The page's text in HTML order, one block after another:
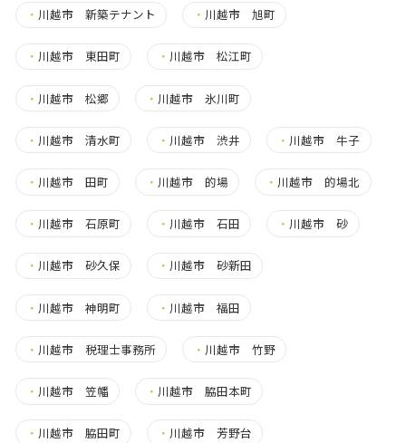
・ 川越市 新築テナント ・ 川越市 旭町
・ 川越市 東田町 ・ 川越市 松江町
・ 川越市 松郷 ・ 川越市 氷川町
・ 川越市 清水町 ・ 川越市 渋井 ・ 川越市 牛子
・ 川越市 田町 ・ 川越市 的場 ・ 川越市 的場北
・ 川越市 石原町 ・ 川越市 石田 ・ 川越市 砂
・ 川越市 砂久保 ・ 川越市 砂新田
・ 川越市 神明町 ・ 川越市 福田
・ 川越市 税理士事務所 ・ 川越市 竹野
・ 川越市 笠幡 ・ 川越市 脇田本町
・ 川越市 脇田町 ・ 川越市 芳野台